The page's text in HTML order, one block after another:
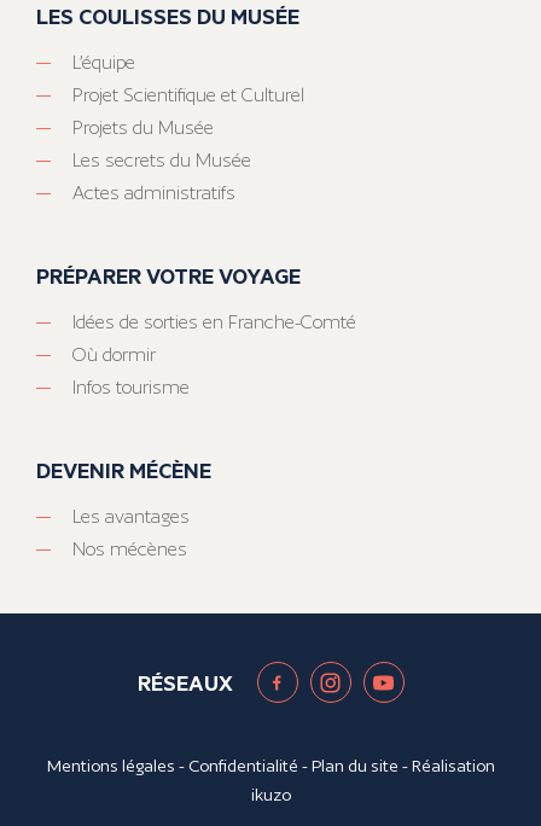
LES COULISSES DU MUSÉE
L’équipe
Projet Scientifique et Culturel
Projets du Musée
Les secrets du Musée
Actes administratifs
PRÉPARER VOTRE VOYAGE
Idées de sorties en Franche-Comté
Où dormir
Infos tourisme
DEVENIR MÉCÈNE
Les avantages
Nos mécènes
RÉSEAUX
Mentions légales - Confidentialité -Plan du site - Réalisation
ikuzo